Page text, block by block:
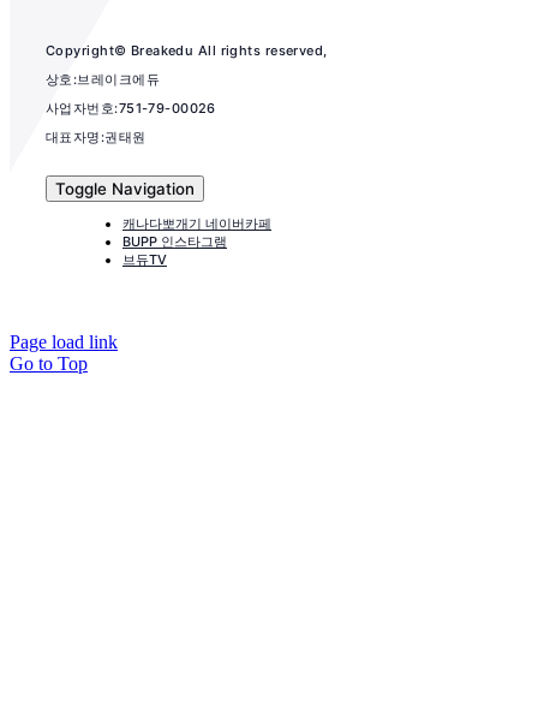
Copyright© Breakedu All rights reserved,
상호:브레이크에듀
사업자번호:751-79-00026
대표자명:권태원
Toggle Navigation
캐나다뽀개기 네이버카페
BUPP 인스타그램
브듀TV
Page load link
Go to Top